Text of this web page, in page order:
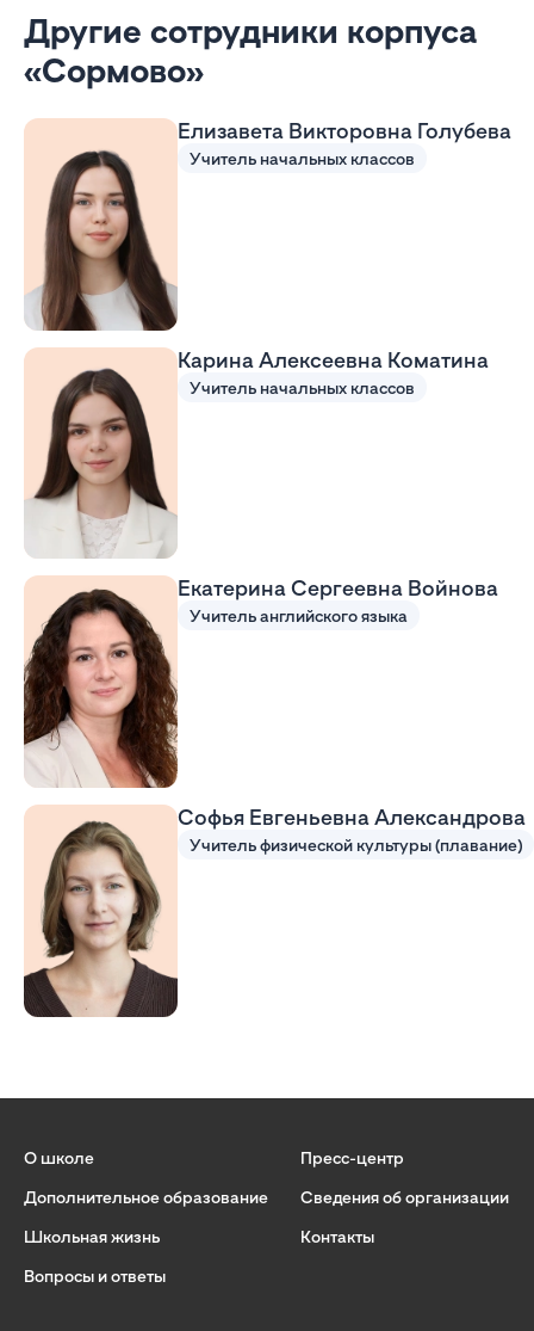
Другие сотрудники корпуса
«Сормово»
Елизавета Викторовна Голубева
Учитель начальных классов
Карина Алексеевна Коматина
Учитель начальных классов
Екатерина Сергеевна Войнова
Учитель английского языка
Софья Евгеньевна Александрова
Учитель физической культуры (плавание)
О школе
Дополнительное образование
Школьная жизнь
Вопросы и ответы
Пресс-центр
Сведения об организации
Контакты